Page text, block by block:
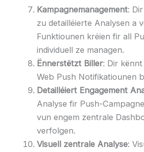
Kampagnemanagement:
zu detailléierte Analysen a
Funktiounen kréien fir all
individuell ze managen.
Ënnerstëtzt Biller: Dir
Web Push Notifikatiounen
Detailléiert Engagement
Analyse fir Push-
vun engem zentrale
verfolgen.
Visuell zentrale Analyse: